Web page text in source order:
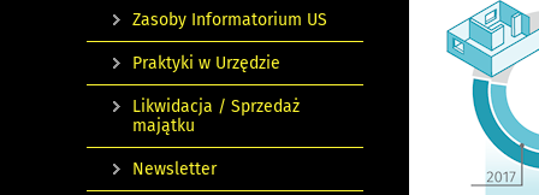
Zasoby Informatorium US
Praktyki w Urzędzie
Likwidacja / Sprzedaż
majątku
Newsletter